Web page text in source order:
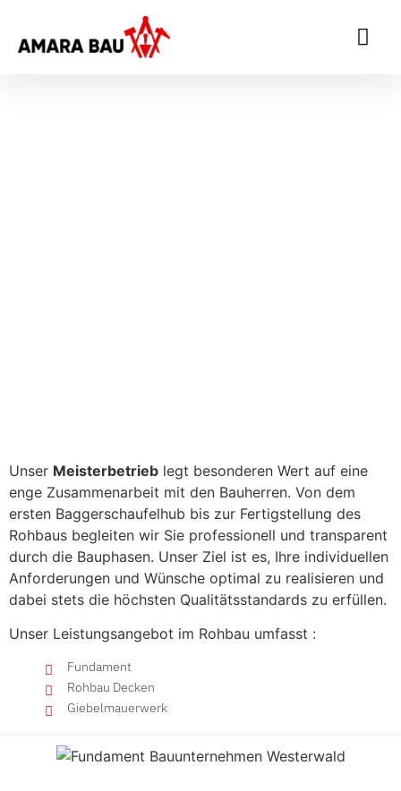
Unser Meisterbetrieb legt besonderen Wert auf eine
enge Zusammenarbeit mit den Bauherren. Von dem
ersten Baggerschaufelhub bis zur Fertigstellung des
Rohbaus begleiten wir Sie professionell und transparent
durch die Bauphasen. Unser Ziel ist es, Ihre individuellen
Anforderungen und Wünsche optimal zu realisieren und
dabei stets die höchsten Qualitätsstandards zu erfüllen.
Unser Leistungsangebot im Rohbau umfasst :
Fundament
Rohbau Decken
Giebelmauerwerk